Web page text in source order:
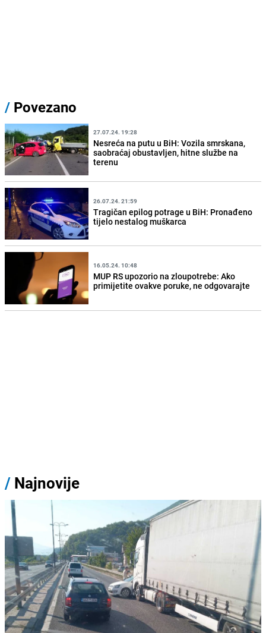
/ Povezano
27.07.24. 19:28
Nesreća na putu u BiH: Vozila smrskana,
saobraćaj obustavljen, hitne službe na
terenu
26.07.24. 21:59
Tragičan epilog potrage u BiH: Pronađeno
tijelo nestalog muškarca
16.05.24. 10:48
MUP RS upozorio na zloupotrebe: Ako
primijetite ovakve poruke, ne odgovarajte
/ Najnovije